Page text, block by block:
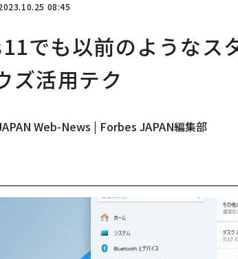
08:45
でも以前のようなス
ズ活用テク
Web-News | Forbes JAPAN編集部